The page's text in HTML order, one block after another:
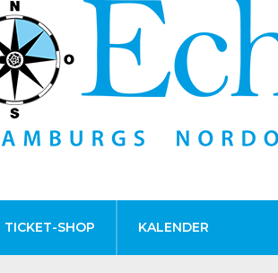
TICKET-SHOP KALENDER